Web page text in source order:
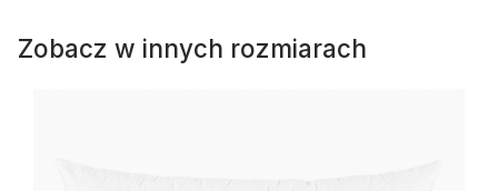
Zobacz w innych rozmiarach